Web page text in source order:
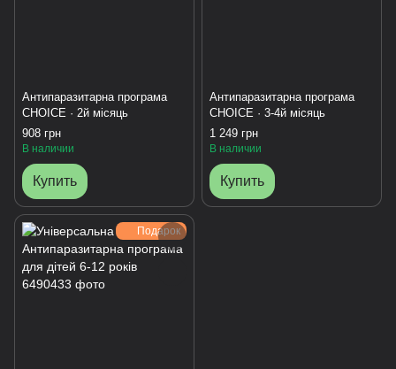
Антипаразитарна програма
CHOICE · 2й місяць
908 грн
В наличии
Купить
Антипаразитарна програма
CHOICE · 3-4й місяць
1 249 грн
В наличии
Купить
Подарок